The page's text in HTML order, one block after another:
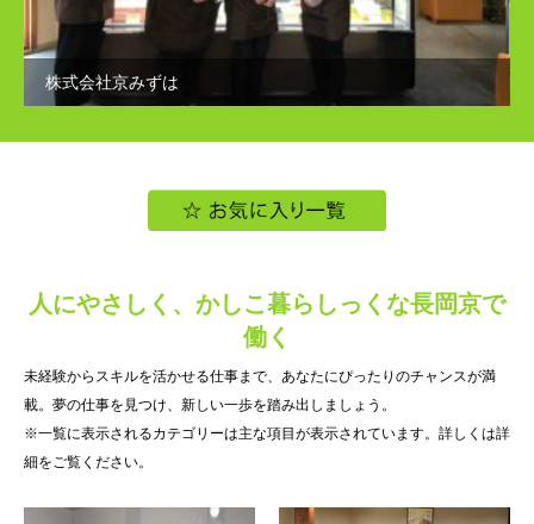
株式会社京みずは
人にやさしく、かしこ暮らしっくな長岡京で
働く
未経験からスキルを活かせる仕事まで、あなたにぴったりのチャンスが満
載。夢の仕事を見つけ、新しい一歩を踏み出しましょう。
※一覧に表示されるカテゴリーは主な項目が表示されています。詳しくは詳
細をご覧ください。